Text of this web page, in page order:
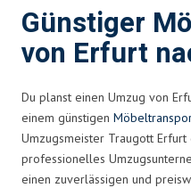
Günstiger
von Erfurt
Du planst einen Umzug von
einem günstigen
Umzugsmeister Traugott
professionelles
einen zuverlässigen und